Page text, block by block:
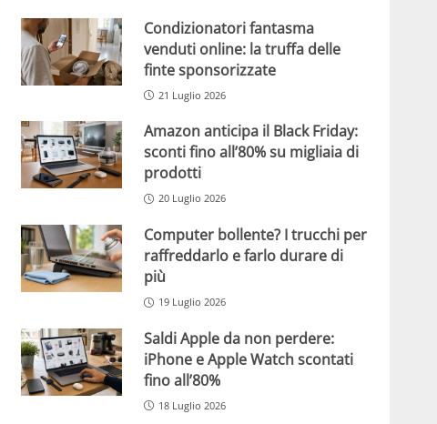
Condizionatori fantasma
venduti online: la truffa delle
finte sponsorizzate
21 Luglio 2026
Amazon anticipa il Black Friday:
sconti fino all’80% su migliaia di
prodotti
20 Luglio 2026
Computer bollente? I trucchi per
raffreddarlo e farlo durare di
più
19 Luglio 2026
Saldi Apple da non perdere:
iPhone e Apple Watch scontati
fino all’80%
18 Luglio 2026